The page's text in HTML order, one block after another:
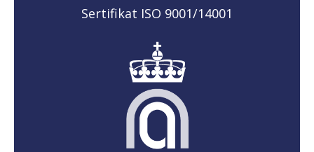
Sertifikat ISO 9001/14001